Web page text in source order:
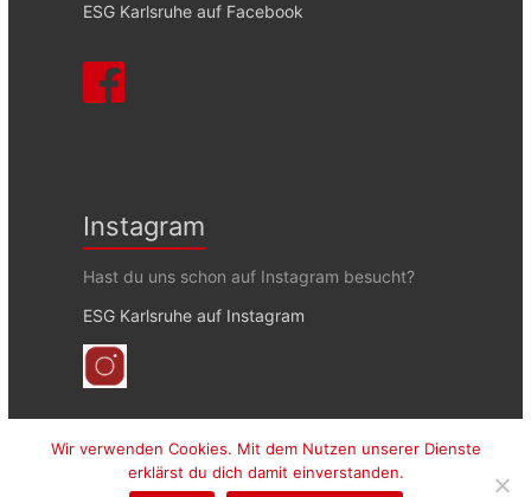
ESG Karlsruhe auf Facebook
Instagram
Hast du uns schon auf Instagram besucht?
ESG Karlsruhe auf Instagram
Wir verwenden Cookies. Mit dem Nutzen unserer Dienste
erklärst du dich damit einverstanden.